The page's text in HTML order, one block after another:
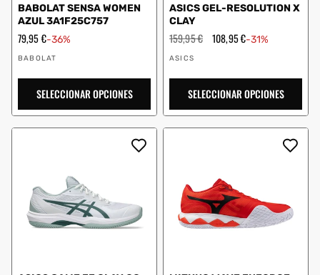
BABOLAT SENSA WOMEN
AZUL 3A1F25C757
Precio
de
oferta
79,95 €-36%
Proveedor:
BABOLAT
SELECCIONAR OPCIONES
ASICS GEL-RESOLUTION X
CLAY
Precio
habitual
159,95 € Precio
108,95 €-31%
Proveedor:
ASICS
SELECCIONAR OPCIONES